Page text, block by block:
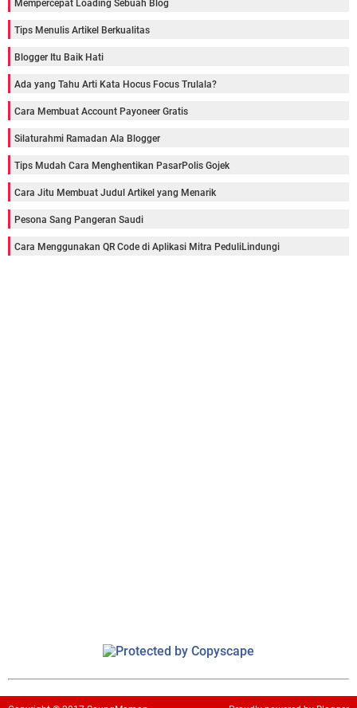
Mempercepat Loading Sebuah Blog
Tips Menulis Artikel Berkualitas
Blogger Itu Baik Hati
Ada yang Tahu Arti Kata Hocus Focus Trulala?
Cara Membuat Account Payoneer Gratis
Silaturahmi Ramadan Ala Blogger
Tips Mudah Cara Menghentikan PasarPolis Gojek
Cara Jitu Membuat Judul Artikel yang Menarik
Pesona Sang Pangeran Saudi
Cara Menggunakan QR Code di Aplikasi Mitra PeduliLindungi